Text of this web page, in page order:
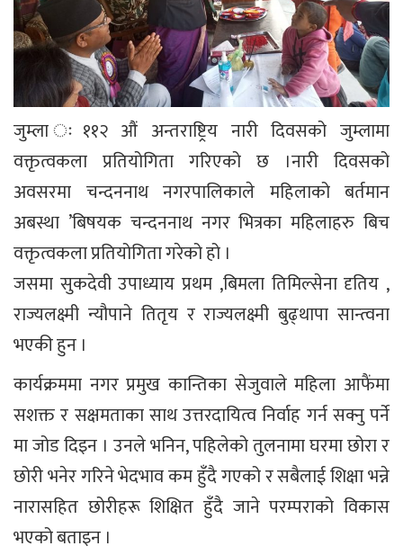
जुम्ला ः११२ औं अन्तराष्ट्रिय नारी दिवसको जुम्लामा
वक्तृत्वकला प्रतियोगिता गरिएको छ ।नारी दिवसको
अवसरमा चन्दननाथ नगरपालिकाले महिलाको बर्तमान
अबस्था ’बिषयक चन्दननाथ नगर भित्रका महिलाहरु बिच
वक्तृत्वकला प्रतियोगिता गरेको हो ।
जसमा सुकदेवी उपाध्याय प्रथम ,बिमला तिमिल्सेना दृतिय ,
राज्यलक्ष्मी न्यौपाने तितृय र राज्यलक्ष्मी बुढ्थापा सान्त्वना
भएकी हुन ।
कार्यक्रममा नगर प्रमुख कान्तिका सेजुवाले महिला आफैंमा
सशक्त र सक्षमताका साथ उत्तरदायित्व निर्वाह गर्न सक्नु पर्ने
मा जोड दिइन । उनले भनिन, पहिलेको तुलनामा घरमा छोरा र
छोरी भनेर गरिने भेदभाव कम हुँदै गएको र सबैलाई शिक्षा भन्ने
नारासहित छोरीहरू शिक्षित हुँदै जाने परम्पराको विकास
भएको बताइन ।